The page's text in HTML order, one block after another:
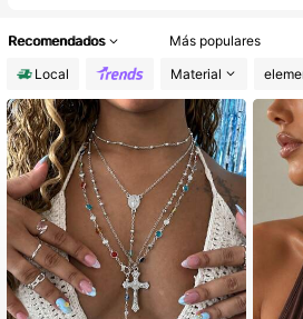
Recomendados Más populares
Local
Material